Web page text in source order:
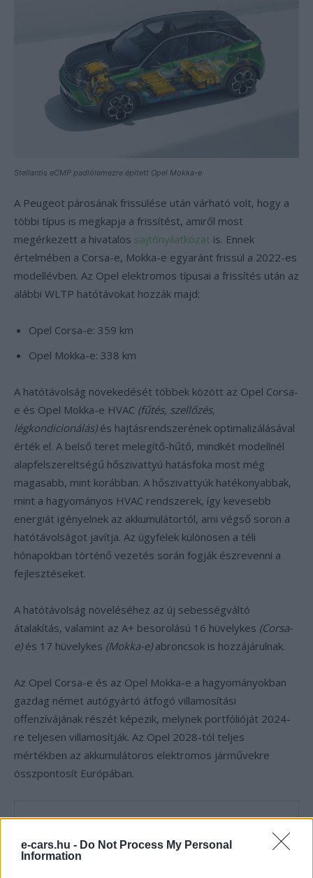
e-cars.hu - Do Not Process My Personal
Information
Stellantis eCMP padlólemezre épített Opel Mokka-e
A Peugeot párosának frissülése után várható volt, hogy a
többi típus is megkapja a frissítést, amiről most
megérkezett a hivatalos sajtónyilatkozat is. Ennek
értelmében a Corsa-e, Mokka-e egyaránt frissül a 2022-es
modellévben. Az Opel elektromos típusai a frissítés után az
alábbi WLTP hatótávokat hozzák majd:
Opel Corsa-e: 359 km
Opel Mokka-e: 338 km
A hatótávolság növekedését többek között az Opel Corsa-
e és Opel Mokka-e HVAC (fűtés, szellőzés,
légkondicionálás)és hajtásrendszerének optimalizálásával
érték el. A belső teret melegítő-hűtő, mindkét modellnél
alapfelszereltségű hőszivattyú hatásfoka most még
magasabb, mint korábban. A hőszivattyúk hatékonyabbak,
mint a hagyományos HVAC rendszerek, így kevesebb
energiát igényelnek az akkumulátortól, ami végső soron a
hatótávolságot javítja. Az ügyfelek különösen a téli
hónapokban történő vezetés során fogják észrevenni a
fejlesztéseket.
A hatótávolság növeléséhez az új sebességváltó
átalakítás, valamint az A+ besorolású 16 hüvelykes (Corsa-
e)és 17 hüvelykes (Mokka-e)abroncsok is hozzájárulnak.
Az Opel Corsa-e és az Opel Mokka-e a hagyományokban
gazdag német autógyártó átfogó villamosítási
offenzívájának részét képezik, melynek portfólióját 2024-
re teljesen villamosítják. Az Opel 2028-tól teljes
mértékben az akkumulátoros elektromos járművekre
összpontosít Európában.